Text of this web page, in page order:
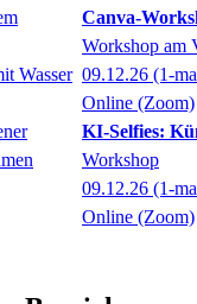
Canva-
Workshop am
09.12.26 (1-
Online (Zoom)
KI-Selfies:
Workshop
09.12.26 (1-
Online (Zoom)